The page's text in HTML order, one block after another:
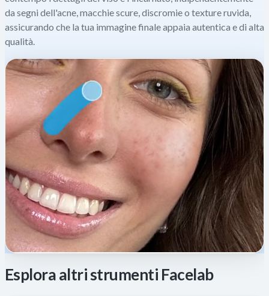
da segni dell'acne, macchie scure, discromie o texture ruvida,
assicurando che la tua immagine finale appaia autentica e di alta
qualità.
Esplora altri strumenti Facelab